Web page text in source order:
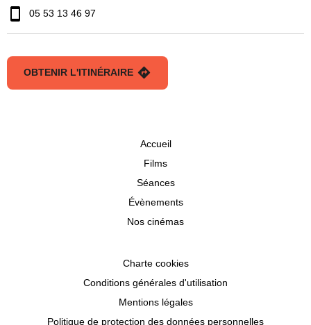
05 53 13 46 97
OBTENIR L'ITINÉRAIRE
Accueil
Films
Séances
Évènements
Nos cinémas
Charte cookies
Conditions générales d'utilisation
Mentions légales
Politique de protection des données personnelles